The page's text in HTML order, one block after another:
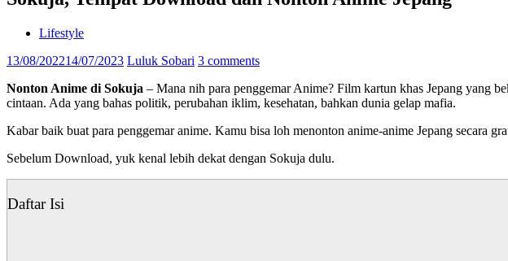
Lifestyle
13/08/202214/07/2023 Luluk Sobari 3 comments
Nonton Anime di Sokuja – Mana nih para penggemar Anime? Film kartun khas Jepang yang
cintaan. Ada yang bahas politik, perubahan iklim, kesehatan, bahkan dunia gelap mafia.
Kabar baik buat para penggemar anime. Kamu bisa loh menonton anime-anime Jepang secara
Sebelum Download, yuk kenal lebih dekat dengan Sokuja dulu.
Daftar Isi